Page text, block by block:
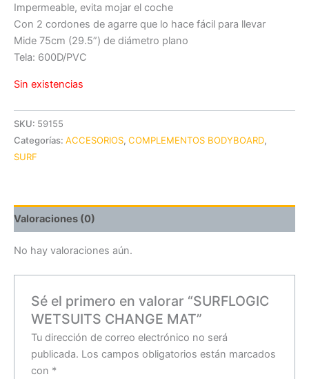
Impermeable, evita mojar el coche
Con 2 cordones de agarre que lo hace fácil para llevar
Mide 75cm (29.5”) de diámetro plano
Tela: 600D/PVC
Sin existencias
SKU: 59155
Categorías: ACCESORIOS, COMPLEMENTOS BODYBOARD,
SURF
Valoraciones (0)
No hay valoraciones aún.
Sé el primero en valorar “SURFLOGIC
WETSUITS CHANGE MAT”
Tu dirección de correo electrónico no será
publicada. Los campos obligatorios están marcados
con *